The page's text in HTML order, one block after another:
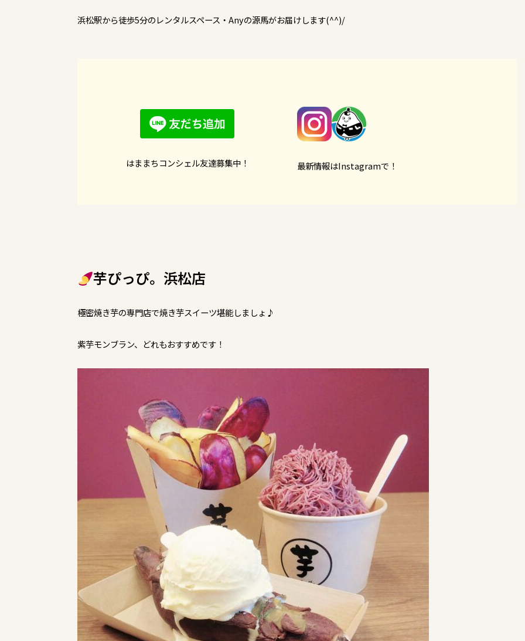
浜松駅から徒歩5分のレンタルスペース・Anyの源馬がお届けします(^^)/
はままちコンシェル友達募集中！ 最新情報はInstagramで！
芋ぴっぴ。浜松店
極密焼き芋の専門店で焼き芋スイーツ堪能しましょ♪
紫芋モンブラン、どれもおすすめです！